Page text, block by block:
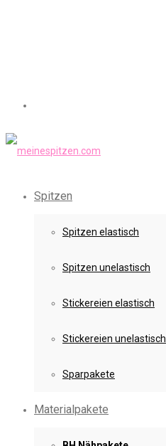
Spitzen
Spitzen elastisch
Spitzen unelastisch
Stickereien elastisch
Stickereien unelastisch
Sparpakete
Materialpakete